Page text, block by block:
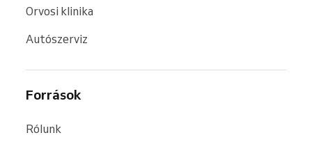
Orvosi klinika
Autószerviz
Források
Rólunk